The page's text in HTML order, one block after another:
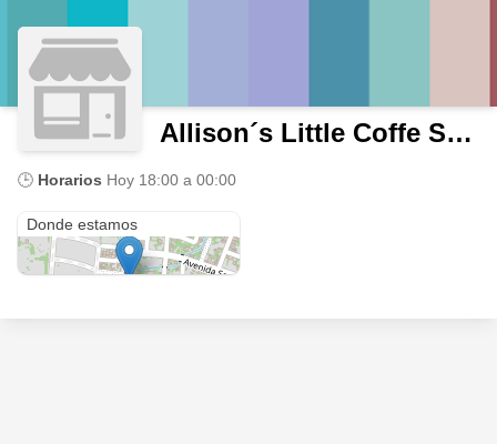
Allison´s Little Coffe Shop
🕒 Horarios Hoy 18:00 a 00:00
Donde estamos